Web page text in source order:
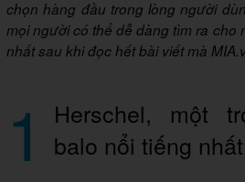
chọn hàng đầu trong lòng người
mọi người có thể dễ dàng tìm ra cho
nhất sau khi đọc hết bài viết mà
1
Herschel, một
balo nổi tiếng